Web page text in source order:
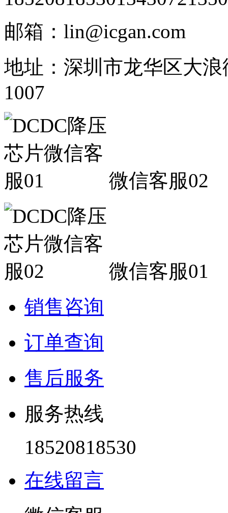
邮箱：lin@icgan.com
地址：深圳市龙华区大
1007
微信客服02
微信客服01
销售咨询
订单查询
售后服务
服务热线
18520818530
在线留言